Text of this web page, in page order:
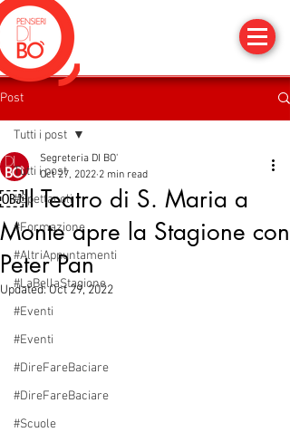
Post
Tutti i post
#Spettacoli
#Formazione
#AltriAppuntamenti
#LaBellaStagione
#Eventi
#Eventi
#DireFareBaciare
#DireFareBaciare
#Scuole
Tutti i post
￼Il Teatro di S. Maria a
Monte apre la Stagione con
Peter Pan
Segreteria DI BO'
Oct 27, 2022 2 min read
Updated:Oct 29, 2022